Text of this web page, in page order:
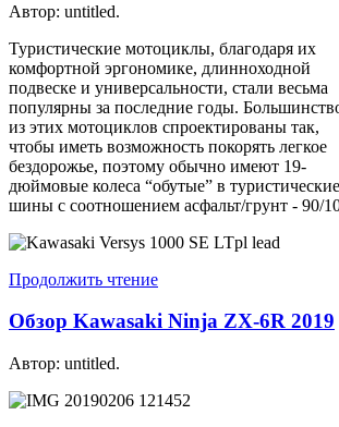
Автор: untitled.
Туристические мотоциклы, благодаря их
комфортной эргономике, длинноходной
подвеске и универсальности, стали весьма
популярны за последние годы.
из этих мотоциклов спроектированы так,
чтобы иметь возможность покорять легкое
бездорожье, поэтому обычно имеют 19-
дюймовые колеса “обутые” в туристические
шины с соотношением асфальт/грунт - 90/
Продолжить чтение
Обзор Kawasaki Ninja ZX-6R 2019
Автор: untitled.